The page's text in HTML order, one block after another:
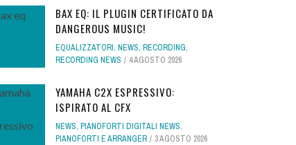
BAX EQ: IL PLUGIN CERTIFICATO DA
DANGEROUS MUSIC!
EQUALIZZATORI, NEWS, RECORDING,
RECORDING NEWS
4 AGOSTO 2026
YAMAHA C2X ESPRESSIVO:
ISPIRATO AL CFX
NEWS, PIANOFORTI DIGITALI NEWS,
PIANOFORTI E ARRANGER
3 AGOSTO 2026